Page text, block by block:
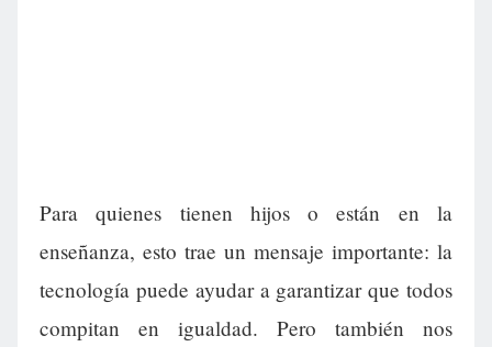
Para quienes tienen hijos o están en la
enseñanza, esto trae un mensaje importante: la
tecnología puede ayudar a garantizar que todos
compitan en igualdad. Pero también nos